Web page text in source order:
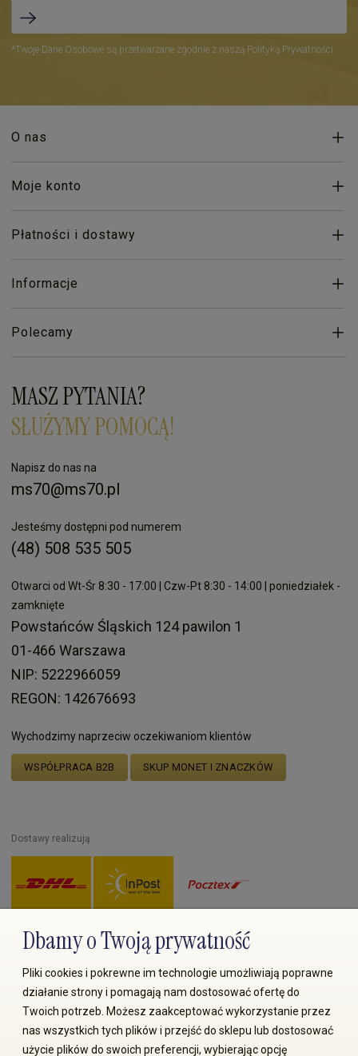
*Twoje Dane Osobowe są przetwarzane zgodnie z naszą Polityką Prywatności.
O nas
Moje konto
Płatności i dostawy
Informacje
Polecamy
MASZ PYTANIA?
SŁUŻYMY POMOCĄ!
Napisz do nas na
ms70@ms70.pl
Jesteśmy dostępni pod numerem
(48) 508 535 505
Otwarci od Wt-Śr 8:30 - 17:00 | Czw-Pt 8:30 - 14:00 | poniedziałek -
zamknięte
Powstańców Śląskich 124 pawilon 1
01-466 Warszawa
NIP: 5222966059
REGON: 142676693
Wychodzimy naprzeciw oczekiwaniom klientów
WSPÓŁPRACA B2B SKUP MONET I ZNACZKÓW
Dostawy realizują:
Zapłać przez:
Dbamy o Twoją prywatność
Pliki cookies i pokrewne im technologie umożliwiają poprawne
działanie strony i pomagają nam dostosować ofertę do
Twoich potrzeb. Możesz zaakceptować wykorzystanie przez
nas wszystkich tych plików i przejść do sklepu lub dostosować
użycie plików do swoich preferencji, wybierając opcję